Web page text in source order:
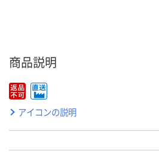
商品説明
アイコンの説明